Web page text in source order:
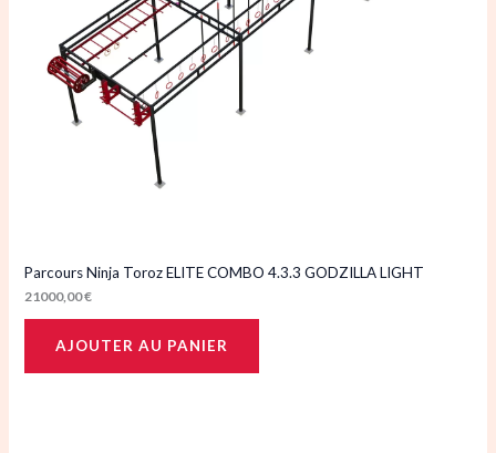
Parcours Ninja Toroz ELITE COMBO 4.3.3 GODZILLA LIGHT
21000,00€
AJOUTER AU PANIER